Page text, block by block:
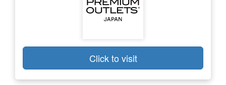
Click to visit